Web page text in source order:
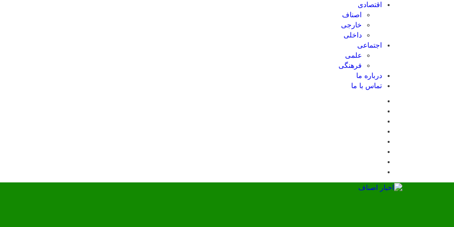
اقتصادی
اصناف
خارجی
داخلی
اجتماعی
علمی
فرهنگی
درباره ما
تماس با ما